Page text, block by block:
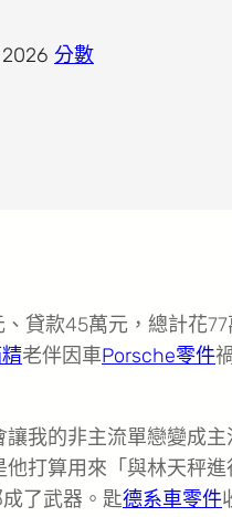
分數
貸款45萬元，總計花77
老伴因車Porsche零件
讓我的非主流單戀變成主
打算用來「與林天秤進
了武器。匙德系車零件